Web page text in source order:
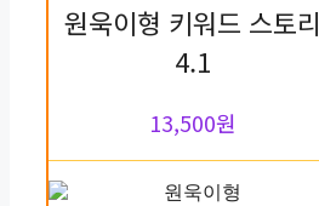
원욱이형 키워드 스토리
4.1
13,500원